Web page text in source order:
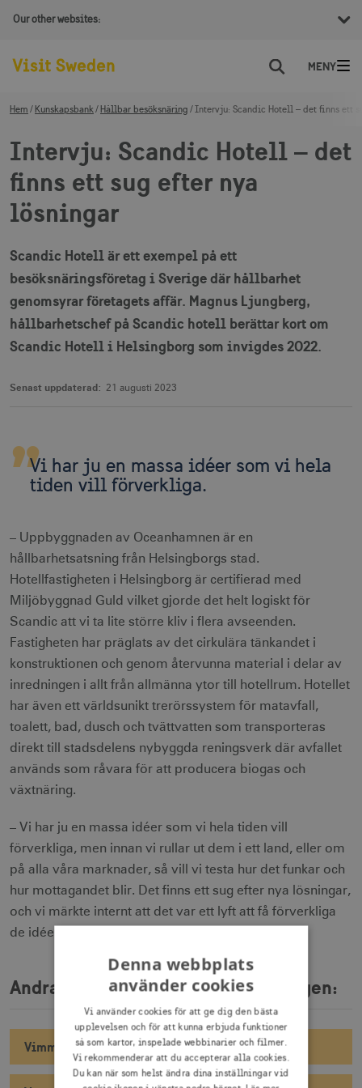
Our other websites:
Sök
Hem Kunskapsbank Hållbar besöksnäring Intervju: Scandic Hotell – det finns ett
Intervju: Scandic Hotell – det
finns ett sug efter nya
lösningar
Scandic Hotell är ett exempel på ett
besöksnäringsföretag i Sverige där hållbarhet
genomsyrar företagets affär. Magnus Ljungberg,
hållbarhetschef på Scandic hotell berättar kort om
Scandic Hotell i Helsingborg som invigdes 2022.
Senast uppdaterad: 21 augusti 2023
Vi har ju en massa idéer som vi hela
tiden vill förverkliga.
– Uppbyggnaden av Oceanhamnen är en
hållbarhetsatsning från Helsingborgs stad.
Hotellfastigheten i Helsingborg är certifierad med
Miljöbyggnad Guld vilket gjorde det helt logiskt för
Scandic att vi ta lite större kliv i flera avseenden.
Fastigheten har präglats av det cirkulära tänkandet i
konstruktionen och genom återvunna material i delar av
inredningen i allt från allmänna ytor till hotellrum. Hotellet
har även ett världsunikt trerörssystem för matavfall,
toalett, bad, dusch och tvättvatten som transporteras
direkt till stadsdelens nybyggda reningsverk där avfallet
används som råvara för att producera biogas och
växtnäring.
– Vi har ju en massa idéer som vi hela tiden vill
förverkliga, men innan vi rullar ut dem i ett land, eller om
på alla våra marknader, så vill vi testa hur det funkar och
hur mottagandet blir. Det finns ett sug efter nya lösningar,
och vi märkte internt att det var ett lyft att få förverkliga
de idéer säger Magnus Ljungberg.
Andra intervjuer från besöksnäringen:
Vimmerby Turistbyrå
Denna webbplats
använder cookies
Vi använder cookies för att ge dig den bästa
upplevelsen och för att kunna erbjuda funktioner
så som kartor, inspelade webbinarier och filmer.
Vi rekommenderar att du accepterar alla cookies.
Du kan när som helst ändra dina inställningar vid